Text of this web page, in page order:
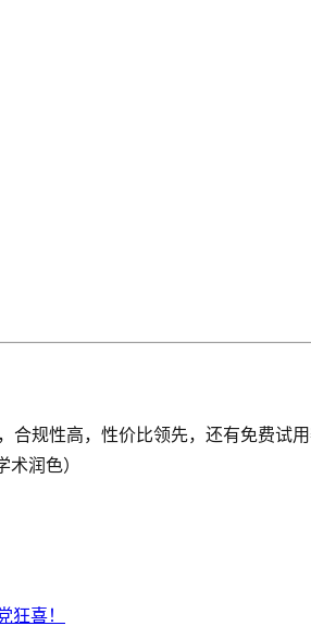
合规性高，性价比领先，还有免费试
术润色）
狂喜！